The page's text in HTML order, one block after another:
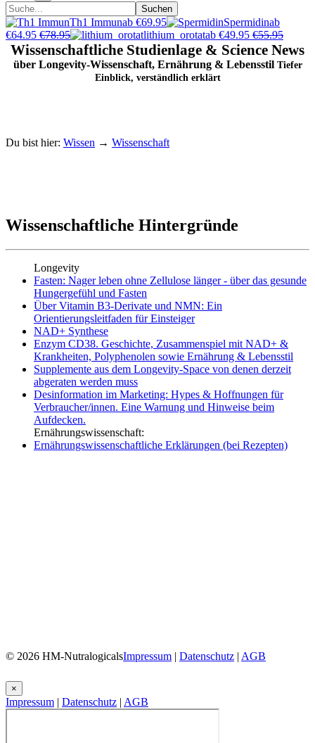
Suchen
Th1 Immunab €69.95 Spermidinab
€64.95 €78.95 lithium_orotatab €49.95 €55.95
Wissenschaftliche Studienlage & Science News
über Longevity-Wissenschaft, Ernährung & Lebensstil Tiefer
Einblick, verständlich erklärt
Du bist hier: Wissen → Wissenschaft
Wissenschaftliche Hintergründe
Longevity
Fasten: Nager leben ohne Zellulose länger - über das gesunde
Hungergefühl und Fasten
Über Vitamin B3-Derivate und NMN: Ein
Orientierungsleitfaden für Einsteiger
NAD+ Synthese
Enzym CD38. Geschichte, Zusammenspiel mit NAD+ &
Krankheiten, Polyphenolen sowie Ernährung & Lebensstil
Supplemente aus dem Longevity-Space von denen derzeit
abgeraten werden muss
Desinformation im Marketing: Hypes & Hoffnungen für
Verbraucher/innen. Eine Warnung und Hinweise beim
Aufdecken.
Ernährungswissenschaft:
Ernährungswissenschaftliche Erklärungen (bei Rezepten)
© 2026 HM-NutralogicalsImpressum | Datenschutz | AGB
×
Impressum | Datenschutz | AGB